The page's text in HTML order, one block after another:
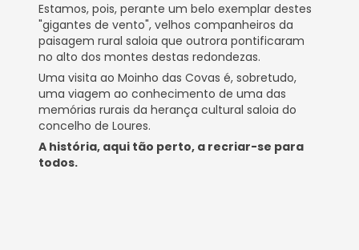
Estamos, pois, perante um belo exemplar destes
"gigantes de vento", velhos companheiros da
paisagem rural saloia que outrora pontificaram
no alto dos montes destas redondezas.
Uma visita ao Moinho das Covas é, sobretudo,
uma viagem ao conhecimento de uma das
memórias rurais da herança cultural saloia do
concelho de Loures.
A história, aqui tão perto, a recriar-se para
todos.